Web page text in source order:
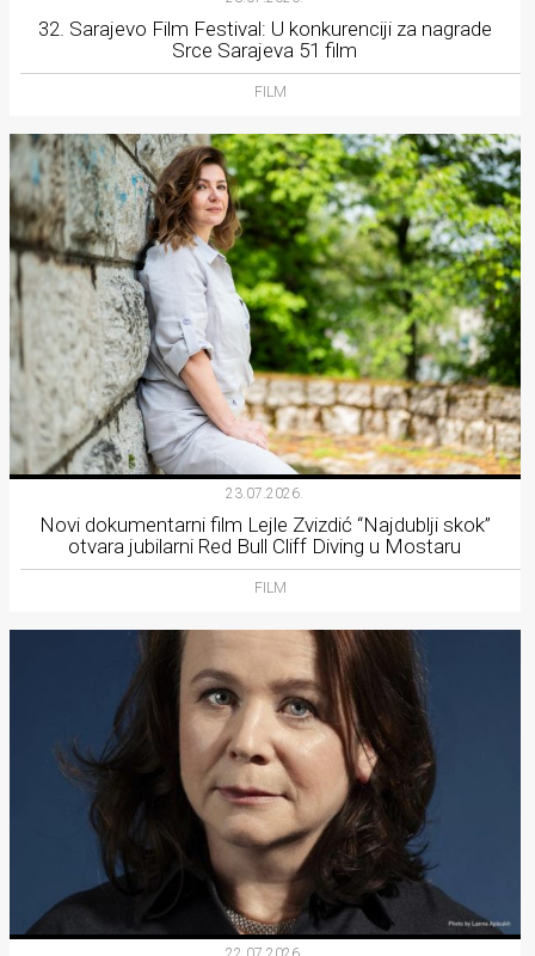
32. Sarajevo Film Festival: U konkurenciji za nagrade
Srce Sarajeva 51 film
FILM
23.07.2026.
Novi dokumentarni film Lejle Zvizdić “Najdublji skok”
otvara jubilarni Red Bull Cliff Diving u Mostaru
FILM